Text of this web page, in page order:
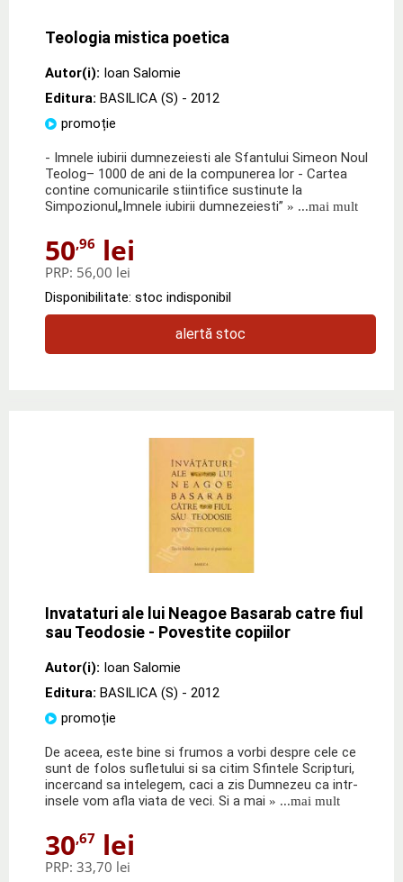
Teologia mistica poetica
Autor(i): Ioan Salomie
Editura: BASILICA (S) - 2012
promoție
- Imnele iubirii dumnezeiesti ale Sfantului Simeon Noul
Teolog– 1000 de ani de la compunerea lor - Cartea
contine comunicarile stiintifice sustinute la
Simpozionul„Imnele iubirii dumnezeiesti” » ...mai mult
50,96 lei
PRP: 56,00 lei
Disponibilitate: stoc indisponibil
alertă stoc
Invataturi ale lui Neagoe Basarab catre fiul
sau Teodosie - Povestite copiilor
Autor(i): Ioan Salomie
Editura: BASILICA (S) - 2012
promoție
De aceea, este bine si frumos a vorbi despre cele ce
sunt de folos sufletului si sa citim Sfintele Scripturi,
incercand sa intelegem, caci a zis Dumnezeu ca intr-
insele vom afla viata de veci. Si a mai » ...mai mult
30,67 lei
PRP: 33,70 lei